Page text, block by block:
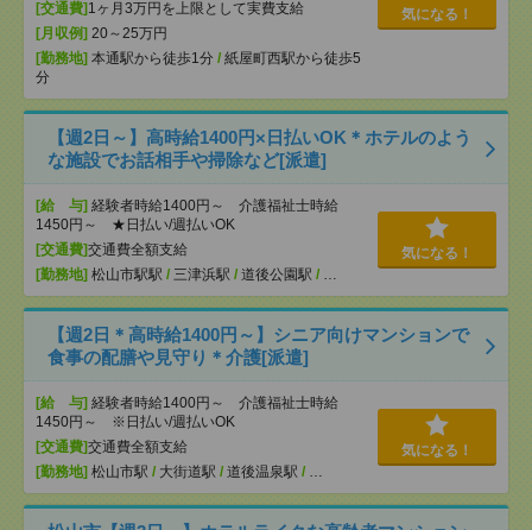
[交通費] 1ヶ月3万円を上限として実費支給
[月収例] 20～25万円
[勤務地] 本通駅から徒歩1分 / 紙屋町西駅から徒歩5
分
気になる！
【週2日～】高時給1400円×日払いOK＊ホテルのよう
な施設でお話相手や掃除など[派遣]
[給 与] 経験者時給1400円～ 介護福祉士時給
1450円～ ★日払い/週払いOK
[交通費]交通費全額支給
[勤務地] 松山市駅駅 / 三津浜駅 / 道後公園駅 / …
気になる！
【週2日＊高時給1400円～】シニア向けマンションで
食事の配膳や見守り＊介護[派遣]
[給 与] 経験者時給1400円～ 介護福祉士時給
1450円～ ※日払い/週払いOK
[交通費]交通費全額支給
[勤務地] 松山市駅 / 大街道駅 / 道後温泉駅 / …
気になる！